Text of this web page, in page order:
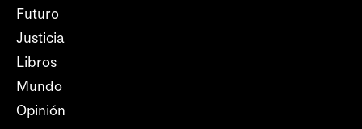
Futuro
Justicia
Libros
Mundo
Opinión